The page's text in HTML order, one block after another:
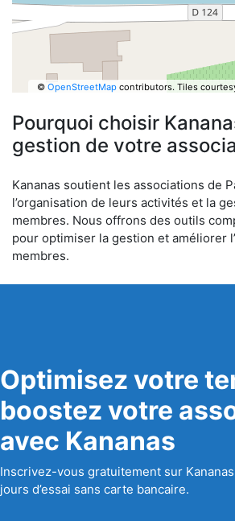
© OpenStreetMapcontributors. Tiles
Pourquoi choisir
gestion de votre
Kananas soutient les associations de
l’organisation de leurs activités et la
membres. Nous offrons des outils
pour optimiser la gestion et améliorer
membres.
Optimisez votre
boostez votre
avec Kananas
Inscrivez-vous gratuitement sur
jours d’essai sans carte bancaire.